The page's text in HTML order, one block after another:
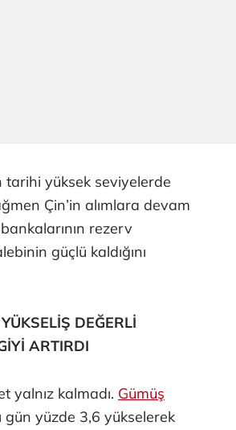
tarihi yüksek seviyelerde
Çin’in alımlara devam
rezerv
güçlü kaldığını
DEĞERLİ
ARTIRDI
yalnız kalmadı. Gümüş
gün yüzde 3,6 yükselerek